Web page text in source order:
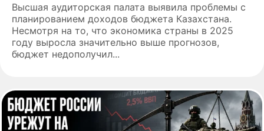
Высшая аудиторская палата выявила проблемы с
планированием доходов бюджета Казахстана.
Несмотря на то, что экономика страны в 2025
году выросла значительно выше прогнозов,
бюджет недополучил...